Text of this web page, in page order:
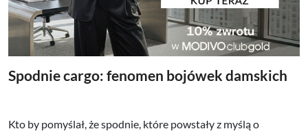
Spodnie cargo: fenomen bojówek damskich
Kto by pomyślał, że spodnie, które powstały z myślą o